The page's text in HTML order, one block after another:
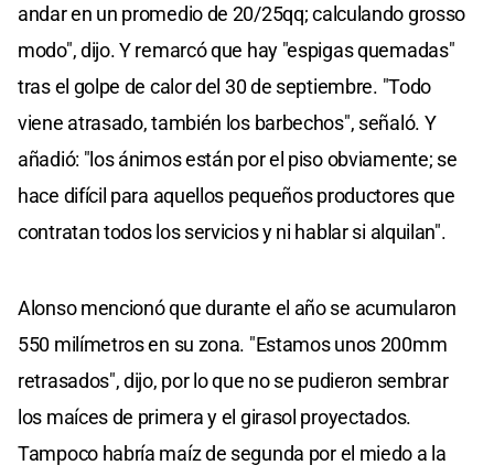
andar en un promedio de 20/25qq; calculando grosso
modo", dijo. Y remarcó que hay "espigas quemadas"
tras el golpe de calor del 30 de septiembre. "Todo
viene atrasado, también los barbechos", señaló. Y
añadió: "los ánimos están por el piso obviamente; se
hace difícil para aquellos pequeños productores que
contratan todos los servicios y ni hablar si alquilan".
Alonso mencionó que durante el año se acumularon
550 milímetros en su zona. "Estamos unos 200mm
retrasados", dijo, por lo que no se pudieron sembrar
los maíces de primera y el girasol proyectados.
Tampoco habría maíz de segunda por el miedo a la